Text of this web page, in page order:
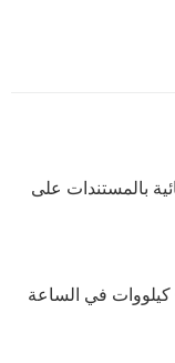
بالمستندات على